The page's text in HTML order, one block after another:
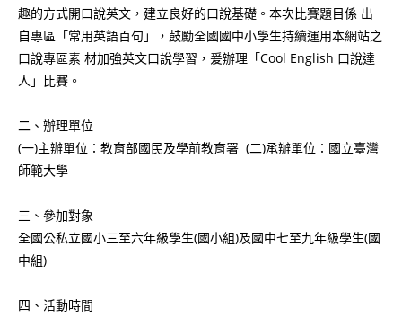
趣的方式開口說英文，建立良好的口說基礎。本次比賽題目係 出
自專區「常用英語百句」，鼓勵全國國中小學生持續運用本網站之
口說專區素 材加強英文口說學習，爰辦理「Cool English 口說達
人」比賽。
二、辦理單位
(一)主辦單位：教育部國民及學前教育署 (二)承辦單位：國立臺灣
師範大學
三、參加對象
全國公私立國小三至六年級學生(國小組)及國中七至九年級學生(國
中組)
四、活動時間